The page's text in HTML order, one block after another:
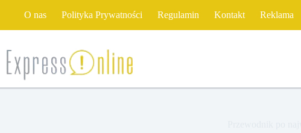
O nas Polityka Prywatności Regulamin Kontakt Reklama